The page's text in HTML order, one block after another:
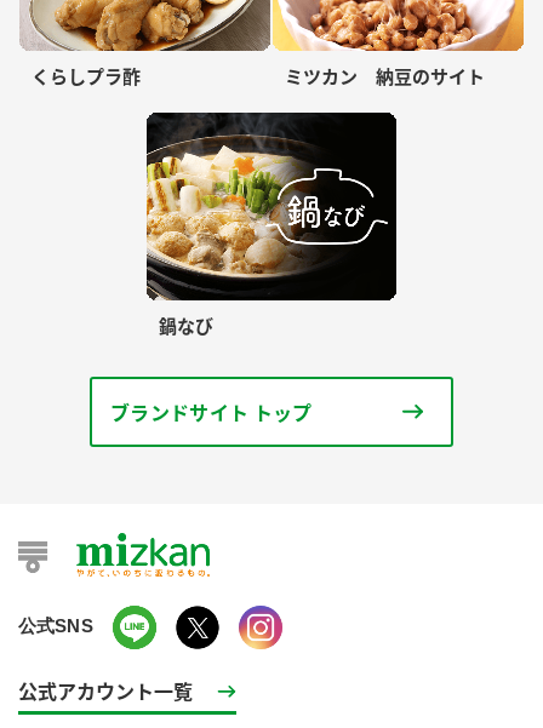
くらしプラ酢 ミツカン 納豆のサイト
鍋なび
ブランドサイト トップ
公式SNS
公式アカウント一覧